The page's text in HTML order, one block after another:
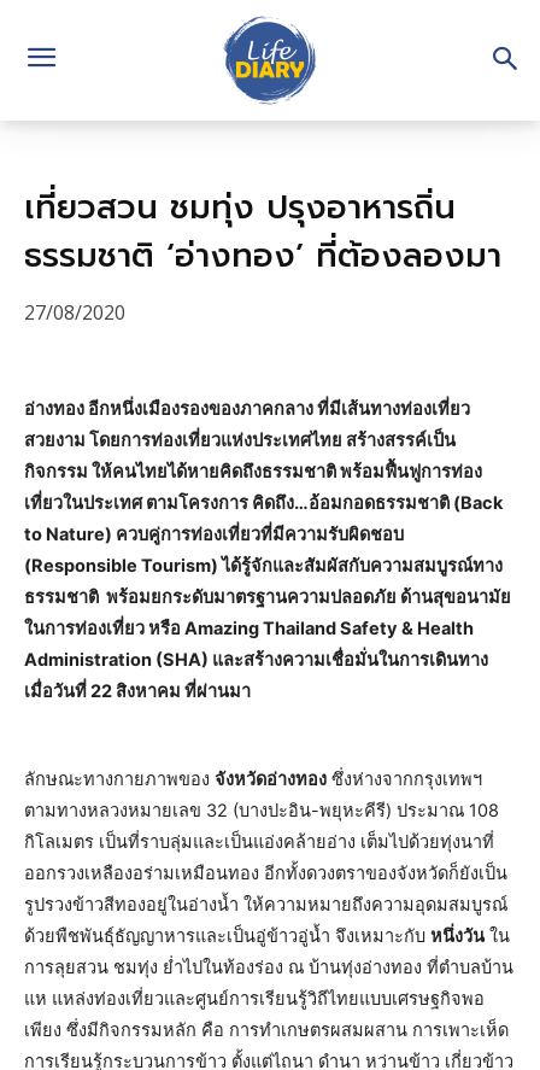
เที่ยวสวน ชมทุ่ง ปรุงอาหารถิ่น
ธรรมชาติ ‘อ่างทอง’ ที่ต้องลองมา
27/08/2020
อ่างทอง อีกหนึ่งเมืองรองของภาคกลาง ที่มีเส้นทางท่องเที่ยว
สวยงาม โดยการท่องเที่ยวแห่งประเทศไทย สร้างสรรค์เป็น
กิจกรรม ให้คนไทยได้หายคิดถึงธรรมชาติ พร้อมฟื้นฟูการท่อง
เที่ยวในประเทศ ตามโครงการ คิดถึง…อ้อมกอดธรรมชาติ (Back
to Nature) ควบคู่การท่องเที่ยวที่มีความรับผิดชอบ
(Responsible Tourism) ได้รู้จักและสัมผัสกับความสมบูรณ์ทาง
ธรรมชาติ พร้อมยกระดับมาตรฐานความปลอดภัย ด้านสุขอนามัย
ในการท่องเที่ยว หรือ Amazing Thailand Safety & Health
Administration (SHA) และสร้างความเชื่อมั่นในการเดินทาง
เมื่อวันที่ 22 สิงหาคม ที่ผ่านมา
ลักษณะทางกายภาพของ จังหวัดอ่างทอง ซึ่งห่างจากกรุงเทพฯ
ตามทางหลวงหมายเลข 32 (บางปะอิน-พยุหะคีรี) ประมาณ 108
กิโลเมตร เป็นที่ราบลุ่มและเป็นแอ่งคล้ายอ่าง เต็มไปด้วยทุ่งนาที่
ออกรวงเหลืองอร่ามเหมือนทอง อีกทั้งดวงตราของจังหวัดก็ยังเป็น
รูปรวงข้าวสีทองอยู่ในอ่างน้ำ ให้ความหมายถึงความอุดมสมบูรณ์
ด้วยพืชพันธุ์ธัญญาหารและเป็นอู่ข้าวอู่น้ำ จึงเหมาะกับ หนึ่งวัน ใน
การลุยสวน ชมทุ่ง ย่ำไปในท้องร่อง ณ บ้านทุ่งอ่างทอง ที่ตำบลบ้าน
แห แหล่งท่องเที่ยวและศูนย์การเรียนรู้วิถีไทยแบบเศรษฐกิจพอ
เพียง ซึ่งมีกิจกรรมหลัก คือ การทำเกษตรผสมผสาน การเพาะเห็ด
การเรียนรู้กระบวนการข้าว ตั้งแต่ไถนา ดำนา หว่านข้าว เกี่ยวข้าว